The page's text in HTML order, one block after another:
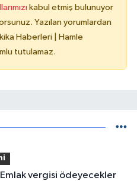
kabul etmiş bulunuyor
Yazılan yorumlardan
Haberleri | Hamle
tutulamaz.